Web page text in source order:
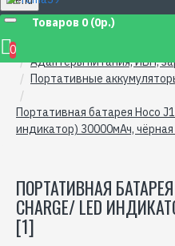
Товаров 0 (0р.)
0
Адаптеры питания, ИБП,
Портативные
Портативная батарея Hoco
индикатор) 30000мАч, чёрная
ПОРТАТИВНАЯ БАТАРЕЯ
CHARGE/ LED
[1]